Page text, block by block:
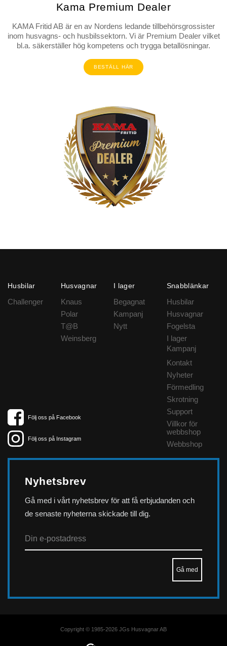
Kama Premium Dealer
KAMA Fritid AB är en av Nordens ledande tillbehörsgrossister
inom husvagns- och husbilssektorn. Vi är Premium Dealer vilket
bl.a. säkerställer hög kompetens och trygga betallösningar.
BESTÄLL HÄR
Husbilar
Challenger
Husvagnar
Knaus
Polar
T@B
Weinsberg
I lager
Begagnat
Kampanj
Nytt
Snabblänkar
Husbilar
Husvagnar
Fogelsta
I lager
Kampanj
Kontakt
Nyheter
Förmedling
Skrotning
Support
Villkor för
webbshop
Webbshop
Följ oss på Facebook
Följ oss på Instagram
Nyhetsbrev
Gå med i vårt nyhetsbrev för att få erbjudanden och
de senaste nyheterna skickade till dig.
Copyright © 1985-2026 JGs Husvagnar AB